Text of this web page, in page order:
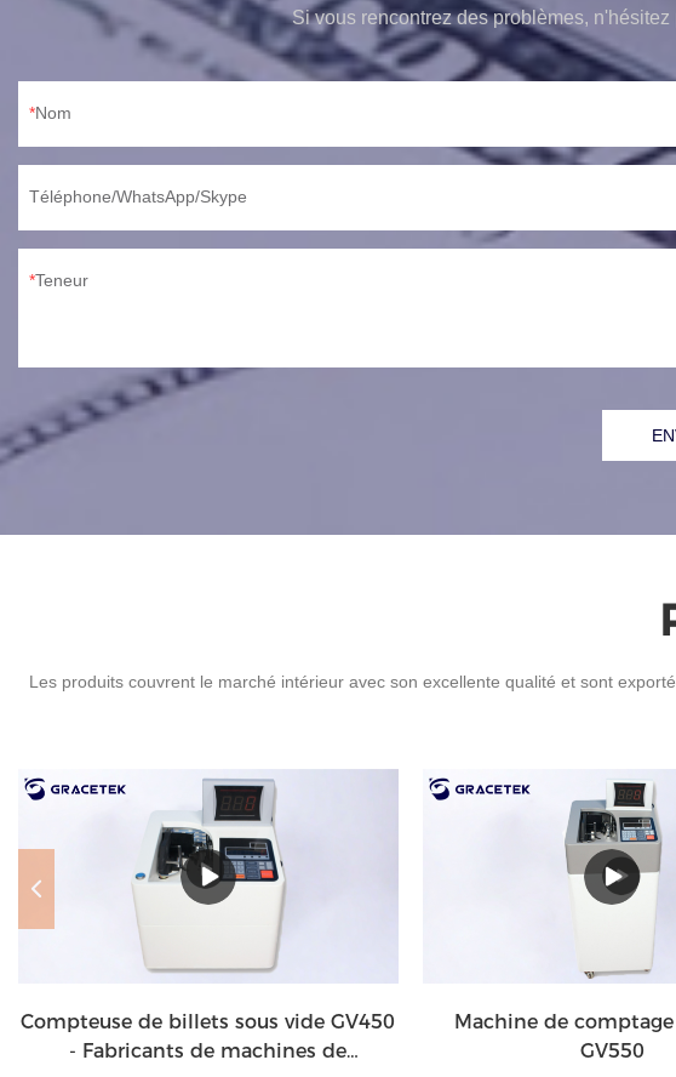
Si vous rencontrez des problèmes,
Nom
Téléphone/WhatsApp/Skype
Teneur
Les produits couvrent le marché intérieur avec son excellente qualité et sont
Compteuse de billets sous vide GV450
- Fabricants de machines de
Machine de
GV550